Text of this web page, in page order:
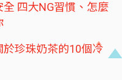
四大NG習慣、怎麼
珍珠奶茶的10個冷